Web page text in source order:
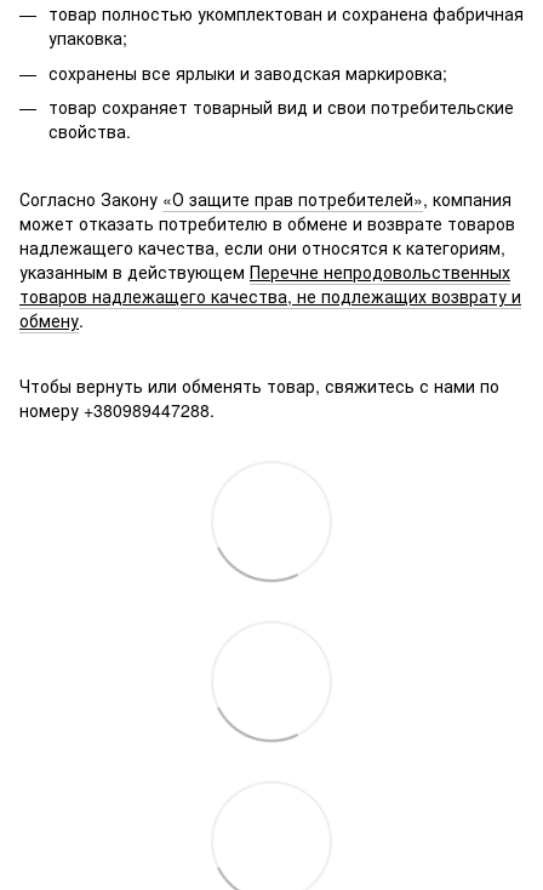
товар полностью укомплектован и сохранена фабричная
упаковка;
сохранены все ярлыки и заводская маркировка;
товар сохраняет товарный вид и свои потребительские
свойства.
Согласно Закону «О защите прав потребителей», компания
может отказать потребителю в обмене и возврате товаров
надлежащего качества, если они относятся к категориям,
указанным в действующем Перечне непродовольственных
товаров надлежащего качества, не подлежащих возврату и
обмену.
Чтобы вернуть или обменять товар, свяжитесь с нами по
номеру +380989447288.